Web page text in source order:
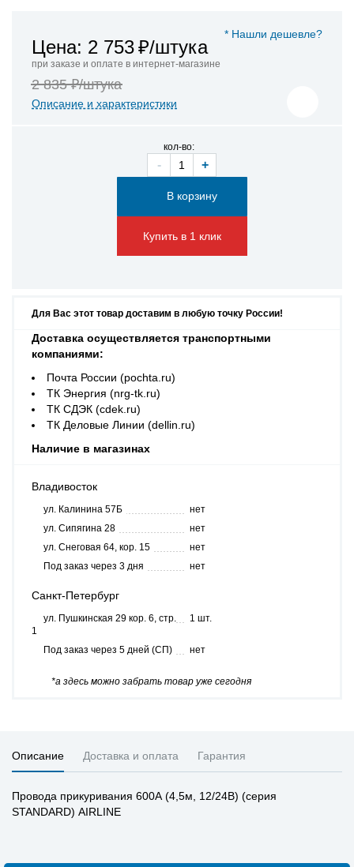
* Нашли дешевле?
Цена: 2 753₽/штука
при заказе и оплате в интернет-магазине
2 835 ₽/штука
Описание и характеристики
кол-во:
- +
Купить в 1 клик
Для Вас этот товар доставим в любую точку России!
Доставка осуществляется транспортными
компаниями:
Почта России (pochta.ru)
ТК Энергия (nrg-tk.ru)
ТК СДЭК (cdek.ru)
ТК Деловые Линии (dellin.ru)
Наличие в магазинах
Владивосток
ул. Калинина 57Б
нет
ул. Сипягина 28
нет
ул. Снеговая 64, кор. 15
нет
Под заказ через 3 дня
нет
Санкт-Петербург
ул. Пушкинская 29 кор. 6, стр.
1
1 шт.
Под заказ через 5 дней (СП) нет
*а здесь можно забрать товар уже сегодня
Описание Доставка и оплата Гарантия
Провода прикуривания 600А (4,5м, 12/24В) (серия
STANDARD) AIRLINE